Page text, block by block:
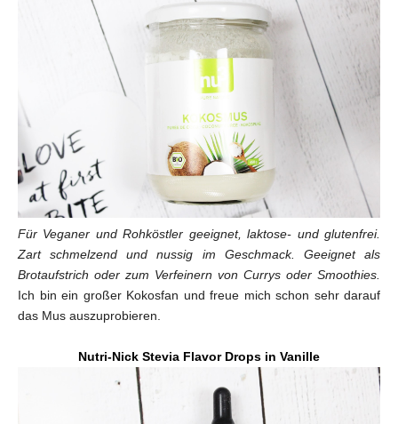
Für Veganer und Rohköstler geeignet, laktose- und glutenfrei.
Zart schmelzend und nussig im Geschmack. Geeignet als
Brotaufstrich oder zum Verfeinern von Currys oder Smoothies.
Ich bin ein großer Kokosfan und freue mich schon sehr darauf
das Mus auszuprobieren.
Nutri-Nick Stevia Flavor Drops in Vanille